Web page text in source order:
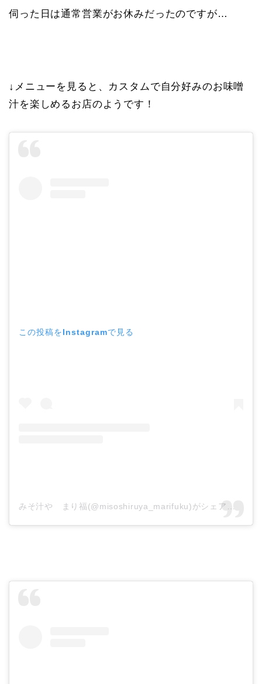
伺った日は通常営業がお休みだったのですが…
↓メニューを見ると、カスタムで自分好みのお味噌
汁を楽しめるお店のようです！
この投稿をInstagramで見る
みそ汁や まり福(@misoshiruya_marifuku)がシェアした投稿